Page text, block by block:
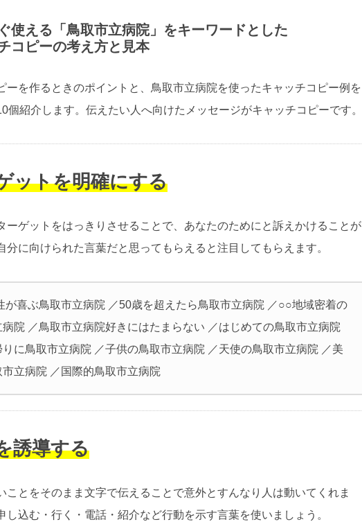
使える「鳥取市立病院」をキーワードとした
コピーの考え方と見本
ーを作るときのポイントと、鳥取市立病院を使ったキャッチコピー例を
個紹介します。伝えたい人へ向けたメッセージがキャッチコピーです。
ットを明確にする
ーゲットをはっきりさせることで、あなたのためにと訴えかけることが
分に向けられた言葉だと思ってもらえると注目してもらえます。
が喜ぶ鳥取市立病院 ／50歳を超えたら鳥取市立病院 ／○○地域密着の
病院 ／鳥取市立病院好きにはたまらない ／はじめての鳥取市立病院
りに鳥取市立病院 ／子供の鳥取市立病院 ／天使の鳥取市立病院 ／美
市立病院 ／国際的鳥取市立病院
誘導する
ことをそのまま文字で伝えることで意外とすんなり人は動いてくれま
し込む・行く・電話・紹介など行動を示す言葉を使いましょう。